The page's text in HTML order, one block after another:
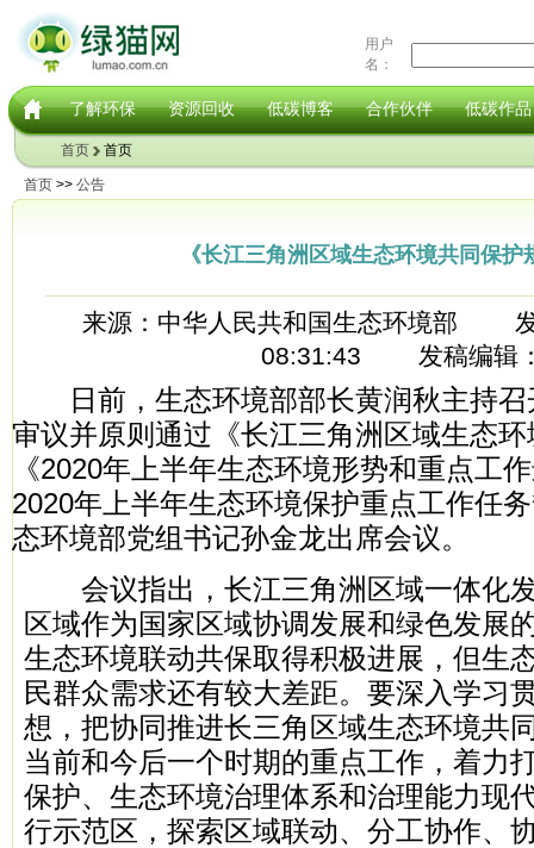
用户
名：
了解环保 资源回收 低碳博客 合作伙伴 低碳作品
首页 首页
首页 >> 公告
《长江三角洲区域生态环境共同保
来源：中华人民共和国生态环境部
08:31:43 发稿编辑
日前，生态环境部部长黄润秋主持召
审议并原则通过《长江三角洲区域生态
《2020年上半年生态环境形势和重点工
2020年上半年生态环境保护重点工作任
态环境部党组书记孙金龙出席会议。
会议指出，长江三角洲区域一体化
区域作为国家区域协调发展和绿色发展
生态环境联动共保取得积极进展，但生
民群众需求还有较大差距。要深入学习
想，把协同推进长三角区域生态环境共
当前和今后一个时期的重点工作，着力
保护、生态环境治理体系和治理能力现
行示范区，探索区域联动、分工协作、